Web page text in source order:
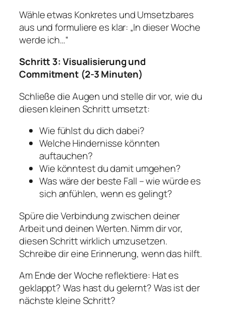
Wähle etwas Konkretes und Umsetzbares
aus und formuliere es klar: „In dieser Woche
werde ich…“
Schritt 3: Visualisierung und
Commitment (2-3 Minuten)
Schließe die Augen und stelle dir vor, wie du
diesen kleinen Schritt umsetzt:
Wie fühlst du dich dabei?
Welche Hindernisse könnten
auftauchen?
Wie könntest du damit umgehen?
Was wäre der beste Fall – wie würde es
sich anfühlen, wenn es gelingt?
Spüre die Verbindung zwischen deiner
Arbeit und deinen Werten. Nimm dir vor,
diesen Schritt wirklich umzusetzen.
Schreibe dir eine Erinnerung, wenn das hilft.
Am Ende der Woche reflektiere: Hat es
geklappt? Was hast du gelernt? Was ist der
nächste kleine Schritt?